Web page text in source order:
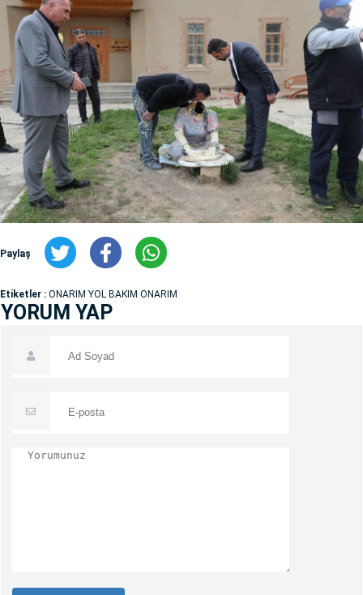
Paylaş
Etiketler : ONARIM YOL BAKIM ONARIM
YORUM YAP